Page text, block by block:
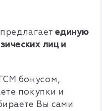
предлагает единую
лиц и
бонусом,
покупки и
Вы сами